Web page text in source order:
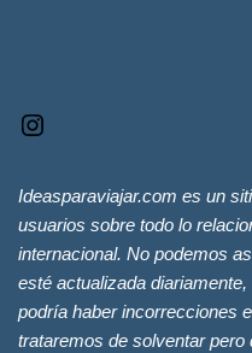
Ideasparaviajar.com es un
usuarios sobre todo lo
internacional. No podemos
esté actualizada
podría haber incorrecciones
trataremos de solventar